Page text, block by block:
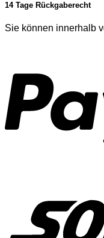
14 Tage Rückgaberecht
Sie können innerhalb